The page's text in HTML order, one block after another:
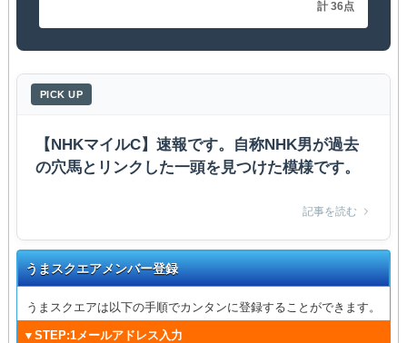
計 36点
PICK UP
【NHKマイルC】速報です。自称NHK男が過去
の穴馬とリンクした一頭を見つけた模様です。
記事を読む
うまスクエアメンバー登録
うまスクエアは以下の手順でカンタンに登録することができます。
▼STEP:1メールアドレス入力